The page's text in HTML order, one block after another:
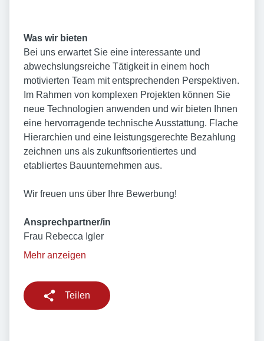
Was wir bieten
Bei uns erwartet Sie eine interessante und
abwechslungsreiche Tätigkeit in einem hoch
motivierten Team mit entsprechenden Perspektiven.
Im Rahmen von komplexen Projekten können Sie
neue Technologien anwenden und wir bieten Ihnen
eine hervorragende technische Ausstattung. Flache
Hierarchien und eine leistungsgerechte Bezahlung
zeichnen uns als zukunftsorientiertes und
etabliertes Bauunternehmen aus.
Wir freuen uns über Ihre Bewerbung!
Ansprechpartner/in
Frau Rebecca Igler
Mehr anzeigen
Teilen